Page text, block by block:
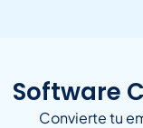
Software
Convierte tu